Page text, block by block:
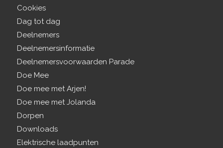
Cookies
Dag tot dag
Deelnemers
Deelnemersinformatie
Deelnemersvoorwaarden Parade
Doe Mee
Doe mee met Arjen!
Doe mee met Jolanda
Dorpen
Downloads
Elektrische laadpunten